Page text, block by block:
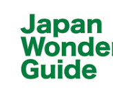
content